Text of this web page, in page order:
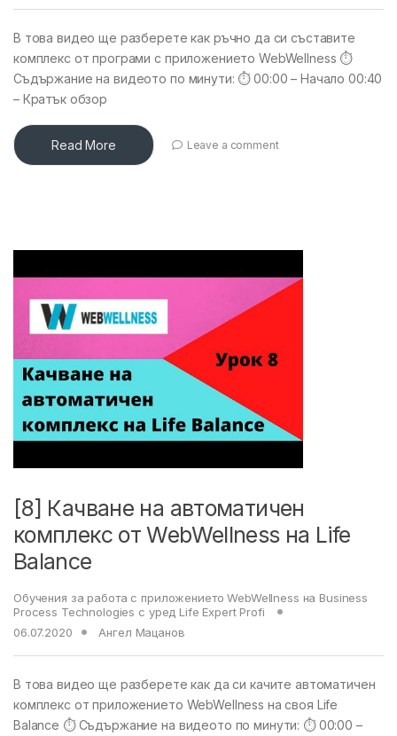
В това видео ще разберете как ръчно да си съставите
комплекс от програми с приложението WebWellness ⏱
Съдържание на видеото по минути: ⏱ 00:00 – Начало 00:40
– Кратък обзор
Read More Leave a comment
[8] Качване на автоматичен
комплекс от WebWellness на Life
Balance
Обучения за работа с приложението WebWellness на Business
Process Technologies с уред Life Expert Profi
06.07.2020
Ангел Мацанов
В това видео ще разберете как да си качите автоматичен
комплекс от приложението WebWellness на своя Life
Balance ⏱ Съдържание на видеото по минути: ⏱ 00:00 –